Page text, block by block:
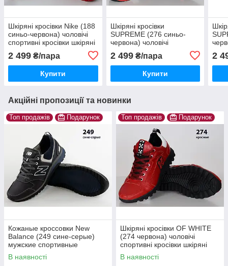
Шкіряні кросівки Nike (188
синьо-червона) чоловічі
спортивні кросівки шкіряні
2 499 ₴/пара
Купити
Шкіряні кросівки
SUPREME (276 синьо-
червона) чоловічі
спортивні кросівки шкіряні
чоловічі
2 499₴/пара
Купити
2
Акційні пропозиції та новинки
Топ продажів Подарунок
Кожаные кроссовки New
Balance (249 сине-серые)
мужские спортивные
кроссовки шкіряні чоловічі
В наявності
Топ продажів Подарунок
Шкіряні кросівки OF WHITE
(274 червона) чоловічі
спортивні кросівки шкіряні
чоловічі
В наявності